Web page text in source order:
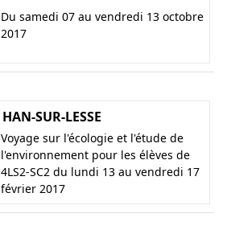
Du samedi 07 au vendredi 13 octobre
2017
HAN-SUR-LESSE
Voyage sur l'écologie et l'étude de
l'environnement pour les élèves de
4LS2-SC2 du lundi 13 au vendredi 17
février 2017